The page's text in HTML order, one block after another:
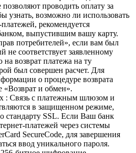
проводить оплату за
узнать, возможно ли использовать
рекомендуется
выпустившим вашу карту.
потребителей», если вам был
не соответствует заявленному
на возврат платежа на ту
был совершен расчет. Для
о процедуре возврата
«Возврат и обмен».
: Связь с платежным шлюзом и
в защищенном режиме,
стандарту SSL. Если Ваш банк
платежей через системы
SecureCode, для завершения
ввод уникального пароля.